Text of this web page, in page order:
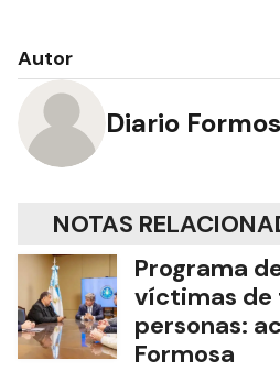
Autor
Diario
NOTAS
Programa
víctimas de
personas:
Formosa